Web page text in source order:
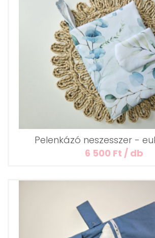
Pelenkázó neszesszer -
6 500 Ft / db